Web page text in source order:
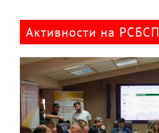
Активности на РСБСП